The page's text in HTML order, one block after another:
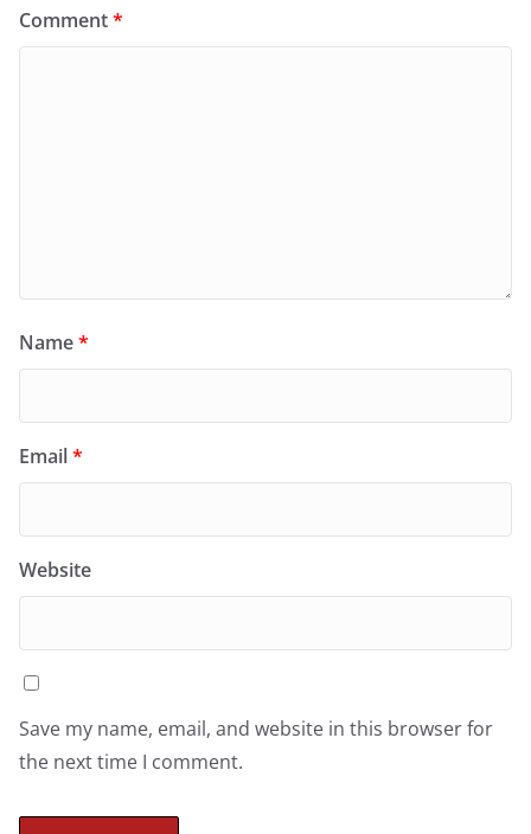
Comment*
Name*
Email*
Website
Save my name, email, and website in this browser for
the next time I comment.